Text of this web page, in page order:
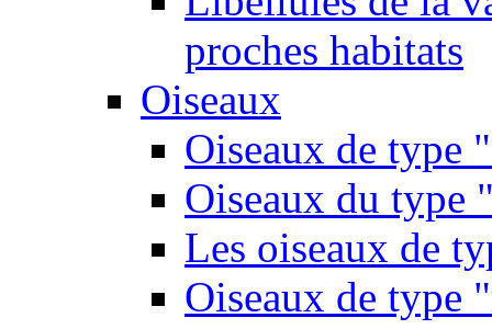
proches habitats
Oiseaux
Oiseaux de type
Oiseaux du type
Les oiseaux de
Oiseaux de type